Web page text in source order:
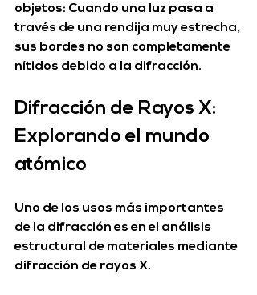
objetos: Cuando una luz pasa a
través de una rendija muy estrecha,
sus bordes no son completamente
nítidos debido a la difracción.
Difracción de Rayos X:
Explorando el mundo
atómico
Uno de los usos más importantes
de la difracción es en el análisis
estructural de materiales mediante
difracción de rayos X.